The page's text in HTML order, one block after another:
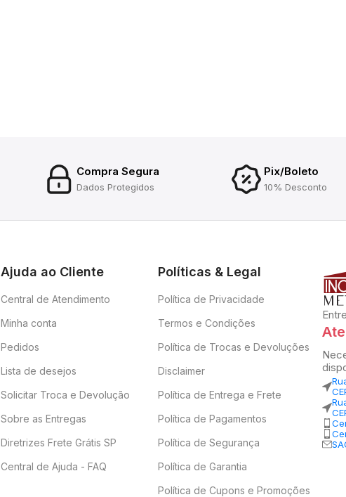
Compra Segura
Dados Protegidos
Pix/Boleto
10% Desconto
Ajuda ao Cliente
Central de Atendimento
Minha conta
Pedidos
Lista de desejos
Solicitar Troca e Devolução
Sobre as Entregas
Diretrizes Frete Grátis SP
Central de Ajuda - FAQ
Políticas & Legal
Política de Privacidade
Termos e Condições
Política de Trocas e Devoluções
Disclaimer
Política de Entrega e Frete
Política de Pagamentos
Política de Segurança
Política de Garantia
Política de Cupons e Promoções